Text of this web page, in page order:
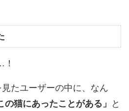
たユーザーの中に、なん
の猫にあったことがある」
と